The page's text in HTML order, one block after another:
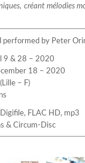
créant mélodies
performed by Peter
9 & 28 – 2020
18 – 2020
– F)
FLAC HD, mp3
& Circum-Disc